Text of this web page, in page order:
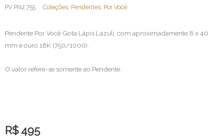
PV PN2 755 Coleções Pendentes Por Você
Pendente Por Você Gota Lápis Lazuli, com aproximadamente 8 x 40
mm e ouro 18K (750/1000).
O valor refere-se somente ao Pendente.
R$ 495